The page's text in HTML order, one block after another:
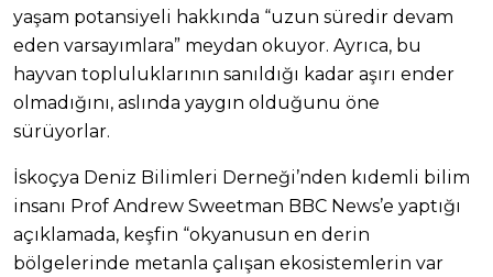
yaşam potansiyeli hakkında “uzun süredir devam
eden varsayımlara” meydan okuyor. Ayrıca, bu
hayvan topluluklarının sanıldığı kadar aşırı ender
olmadığını, aslında yaygın olduğunu öne
sürüyorlar.
İskoçya Deniz Bilimleri Derneği’nden kıdemli bilim
insanı Prof Andrew Sweetman BBC News’e yaptığı
açıklamada, keşfin “okyanusun en derin
bölgelerinde metanla çalışan ekosistemlerin var